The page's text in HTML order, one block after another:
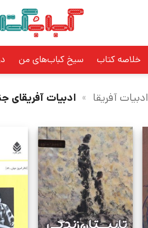
خلاصه کتاب سیخ کباب‌های من
ادبیات آفریقا » ادبیات آفریقای